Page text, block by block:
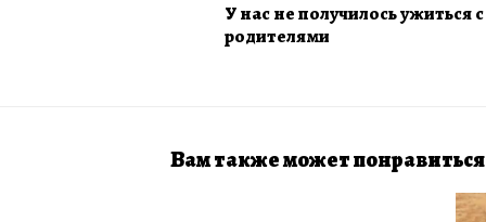
У нас не получилось ужиться с
родителями
Вам также может понравиться